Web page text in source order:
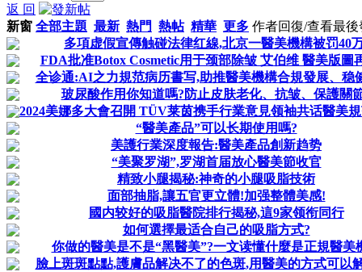
返 回
新窗 全部主題 最新 熱門 熱帖 精華 更多 作者回復/查看最後
多項虚假宣傳触碰法律红線,北京一醫美機構被罚40
FDA批准Botox Cosmetic用于颈部除皱 艾伯维 醫美版圖
全诊通:AI之力規范病历書写,助推醫美機構合規發展、稳
玻尿酸作用你知道嗎?防止皮肤老化、抗皱、保護關
2024美娜多大會召開 TÜV莱茵携手行業意見领袖共话醫美
“醫美產品”可以长期使用嗎?
美護行業深度報告:醫美產品創新趋势
“美聚罗湖”,罗湖首届放心醫美節收官
精致小腿揭秘:神奇的小腿吸脂技術
面部抽脂,讓五官更立體!加强整體美感!
國内较好的吸脂醫院排行揭秘,這9家领衔同行
如何選擇最适合自己的吸脂方式?
你做的醫美是不是“黑醫美”?一文读懂什麼是正規醫美
臉上斑斑點點,護膚品解决不了的色斑,用醫美的方式可以